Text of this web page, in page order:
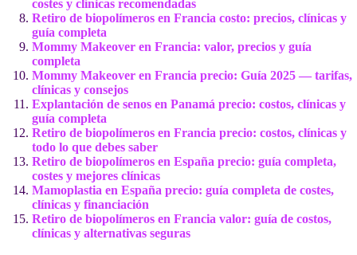
costes y clínicas recomendadas
Retiro de biopolímeros en Francia costo: precios, clínicas y
guía completa
Mommy Makeover en Francia: valor, precios y guía
completa
Mommy Makeover en Francia precio: Guía 2025 — tarifas,
clínicas y consejos
Explantación de senos en Panamá precio: costos, clínicas y
guía completa
Retiro de biopolímeros en Francia precio: costos, clínicas y
todo lo que debes saber
Retiro de biopolímeros en España precio: guía completa,
costes y mejores clínicas
Mamoplastia en España precio: guía completa de costes,
clínicas y financiación
Retiro de biopolímeros en Francia valor: guía de costos,
clínicas y alternativas seguras